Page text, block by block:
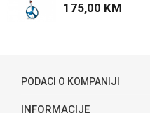
175,00 KM
PODACI O KOMPANIJI
Gama S doo
INFORMACIJE